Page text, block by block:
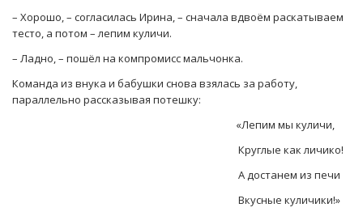
– Хорошо, – согласилась Ирина, – сначала вдвоём раскатываем
тесто, а потом – лепим куличи.
– Ладно, – пошёл на компромисс мальчонка.
Команда из внука и бабушки снова взялась за работу,
параллельно рассказывая потешку:
«Лепим мы куличи,
Круглые как личико!
А достанем из печи
Вкусные куличики!»